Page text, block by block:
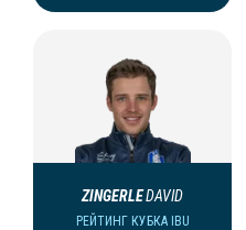
ZINGERLEDAVID
РЕЙТИНГ КУБКА IBU